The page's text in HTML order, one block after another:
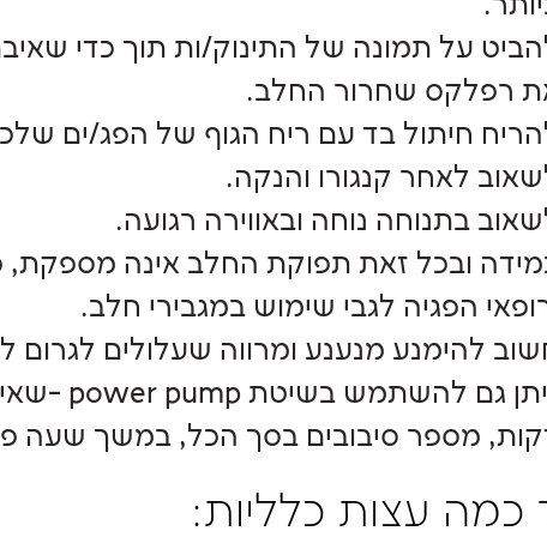
על תמונה של התינוק/ות תוך כדי
רפלקס שחרור החלב.
חיתול בד עם ריח הגוף של הפג/ים
לאחר קנגורו והנקה.
בתנוחה נוחה ובאווירה רגועה.
ובכל זאת תפוקת החלב אינה מספקת,
הפגיה לגבי שימוש במגבירי חלב.
להימנע מנענע ומרווה שעלולים לגרום
מספר סיבובים בסך הכל, במשך שעה
כמה עצות כלליות: